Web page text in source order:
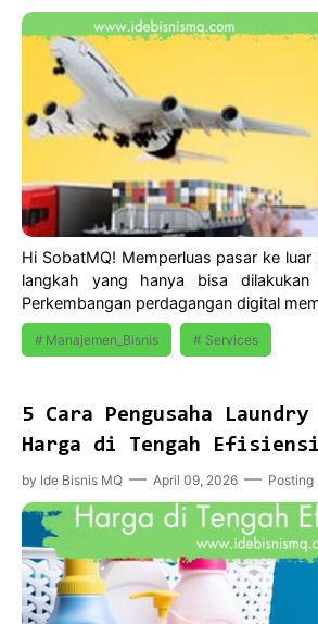
Hi SobatMQ! Memperluas pasar ke luar
langkah yang hanya bisa dilakukan
Perkembangan perdagangan digital
Manajemen_Bisnis Services
5 ‎Cara Pengusaha
Harga di Tengah Efisiensi
by Ide Bisnis MQ April 09, 2026 Posting